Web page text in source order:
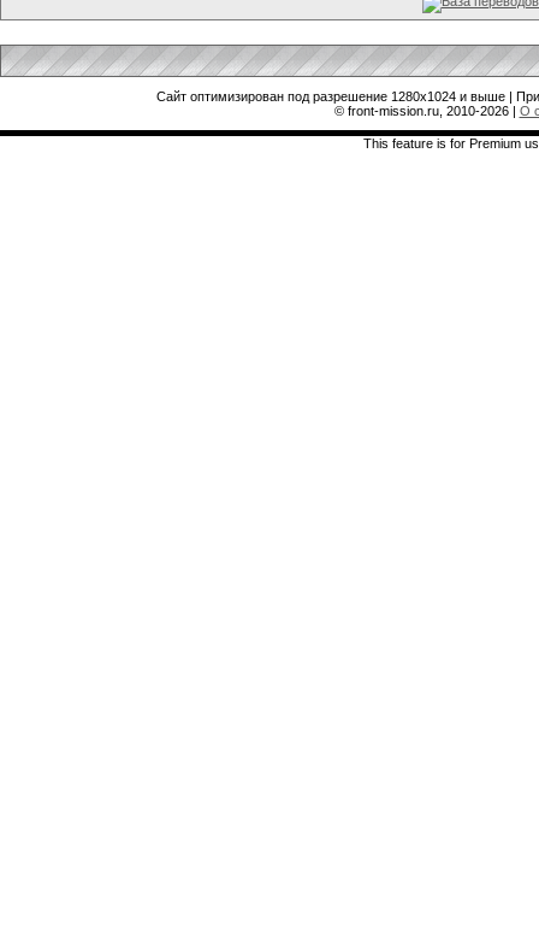
Сайт оптимизирован под разрешение 1280x1024 и выше |
© front-mission.ru, 2010-2026| О
This feature is for Premium